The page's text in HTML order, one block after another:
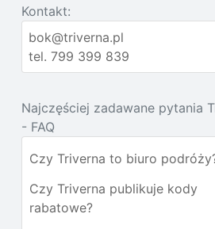
Kontakt:
bok@triverna.pl
tel. 799 399 839
Najczęściej zadawane pytania
- FAQ
Czy Triverna to biuro
Czy Triverna publikuje kody
rabatowe?